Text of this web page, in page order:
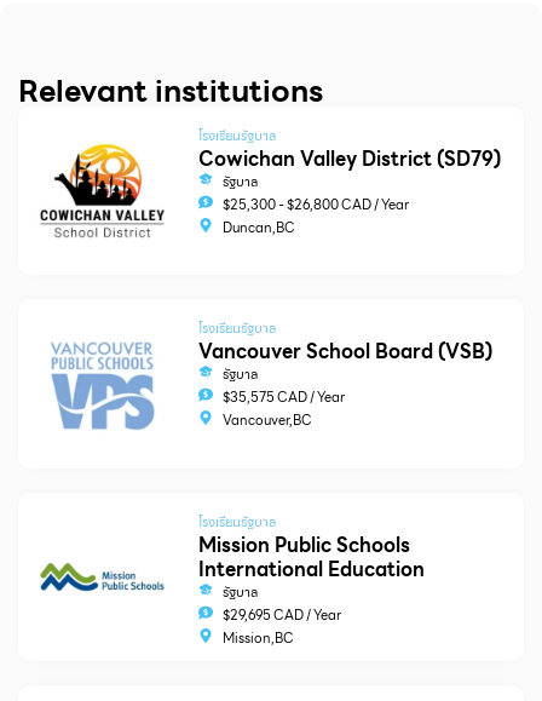
Relevant institutions
โรงเรียนรัฐบาล
Cowichan Valley District (SD79)
รัฐบาล
$25,300 - $26,800 CAD / Year
Duncan,BC
โรงเรียนรัฐบาล
Vancouver School Board (VSB)
รัฐบาล
$35,575 CAD / Year
Vancouver,BC
โรงเรียนรัฐบาล
Mission Public Schools
International Education
รัฐบาล
$29,695 CAD / Year
Mission,BC